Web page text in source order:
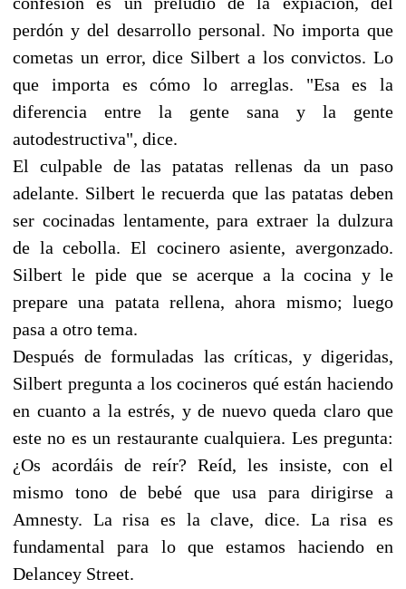
perdón y del desarrollo personal. No importa que
cometas un error, dice Silbert a los convictos. Lo
que importa es cómo lo arreglas. "Esa es la
diferencia entre la gente sana y la gente
autodestructiva", dice.
El culpable de las patatas rellenas da un paso
adelante. Silbert le recuerda que las patatas deben
ser cocinadas lentamente, para extraer la dulzura
de la cebolla. El cocinero asiente, avergonzado.
Silbert le pide que se acerque a la cocina y le
prepare una patata rellena, ahora mismo; luego
pasa a otro tema.
Después de formuladas las críticas, y digeridas,
Silbert pregunta a los cocineros qué están haciendo
en cuanto a la estrés, y de nuevo queda claro que
este no es un restaurante cualquiera. Les pregunta:
¿Os acordáis de reír? Reíd, les insiste, con el
mismo tono de bebé que usa para dirigirse a
Amnesty. La risa es la clave, dice. La risa es
fundamental para lo que estamos haciendo en
Delancey Street.